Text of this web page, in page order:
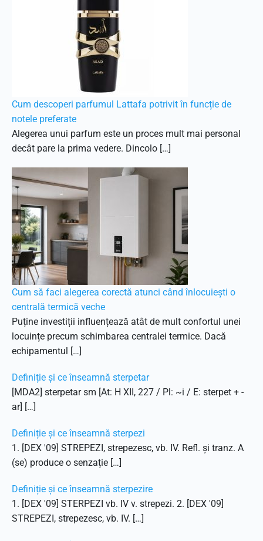
Cum descoperi parfumul Lattafa potrivit în funcție de
notele preferate
Alegerea unui parfum este un proces mult mai personal
decât pare la prima vedere. Dincolo […]
Cum să faci alegerea corectă atunci când înlocuiești o
centrală termică veche
Puține investiții influențează atât de mult confortul unei
locuințe precum schimbarea centralei termice. Dacă
echipamentul […]
Definiție și ce înseamnă sterpetar
[MDA2] sterpetar sm [At: H XII, 227 / Pl: ~i / E: sterpet + -
ar] […]
Definiție și ce înseamnă sterpezi
1. [DEX '09] STREPEZI, strepezesc, vb. IV. Refl. și tranz. A
(se) produce o senzație […]
Definiție și ce înseamnă sterpezire
1. [DEX '09] STERPEZI vb. IV v. strepezi. 2. [DEX '09]
STREPEZI, strepezesc, vb. IV. […]